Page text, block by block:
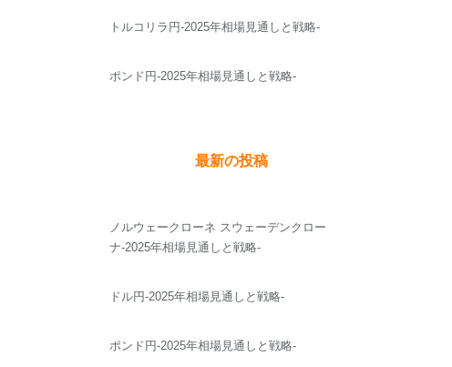
トルコリラ円-2025年相場見通しと戦略-
ポンド円-2025年相場見通しと戦略-
最新の投稿
ノルウェークローネ スウェーデンクロー
ナ-2025年相場見通しと戦略-
ドル円-2025年相場見通しと戦略-
ポンド円-2025年相場見通しと戦略-